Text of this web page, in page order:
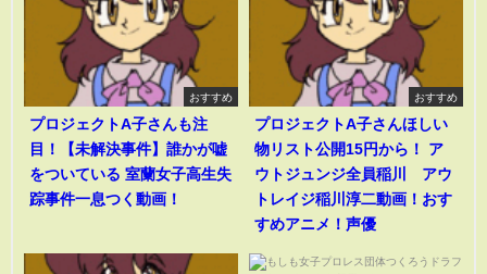
おすすめ
プロジェクトA子さんも注
目！【未解決事件】誰かが嘘
をついている 室蘭女子高生失
踪事件一息つく動画！
おすすめ
プロジェクトA子さんほしい
物リスト公開15円から！ ア
ウトジュンジ全員稲川 アウ
トレイジ稲川淳二動画！おす
すめアニメ！声優